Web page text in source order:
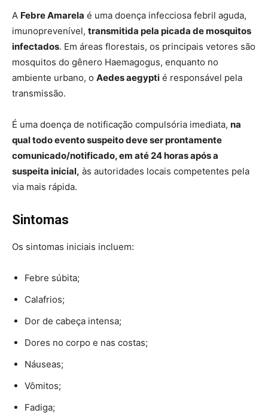
A Febre Amarela é uma doença infecciosa febril aguda,
imunoprevenível, transmitida pela picada de mosquitos
infectados. Em áreas florestais, os principais vetores são
mosquitos do gênero Haemagogus, enquanto no
ambiente urbano, o Aedes aegypti é responsável pela
transmissão.
É uma doença de notificação compulsória imediata, na
qual todo evento suspeito deve ser prontamente
comunicado/notificado, em até 24 horas após a
suspeita inicial, às autoridades locais competentes pela
via mais rápida.
Sintomas
Os sintomas iniciais incluem:
Febre súbita;
Calafrios;
Dor de cabeça intensa;
Dores no corpo e nas costas;
Náuseas;
Vômitos;
Fadiga;